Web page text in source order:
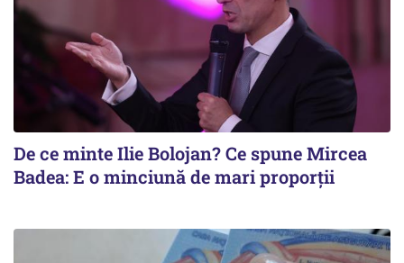
De ce minte Ilie Bolojan? Ce spune Mircea
Badea: E o minciună de mari proporții